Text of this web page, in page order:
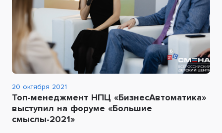
20 октября 2021
Топ-менеджмент НПЦ «БизнесАвтоматика»
выступил на форуме «Большие
смыслы-2021»